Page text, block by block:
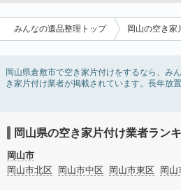
みんなの遺品整理トップ 岡山の空き家
岡山県倉敷市で空き家片付けをするなら、み
き家片付け業者が掲載されています。長年放
続したが住む予定のない親の家の不用品の処
してみましょう。
また家一軒まるごとの掃除方法・空家対策特
付けについての情報も豊富です。
岡山県の空き家片付け業者ラン
岡山市
岡山市北区
岡山市中区 岡山市東区 岡山